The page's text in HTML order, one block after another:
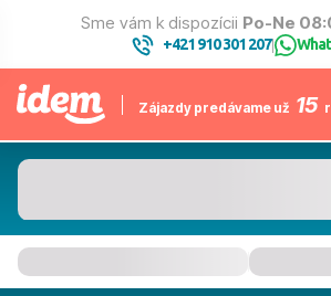
Sme vám k dispozícii Po-Ne
+421 910 301 207|
Zájazdy predávame už 15